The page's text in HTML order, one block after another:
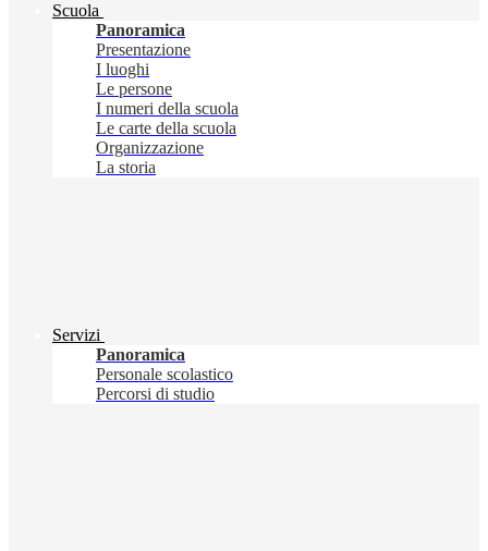
Scuola
Panoramica
Presentazione
I luoghi
Le persone
I numeri della scuola
Le carte della scuola
Organizzazione
La storia
Servizi
Panoramica
Personale scolastico
Percorsi di studio